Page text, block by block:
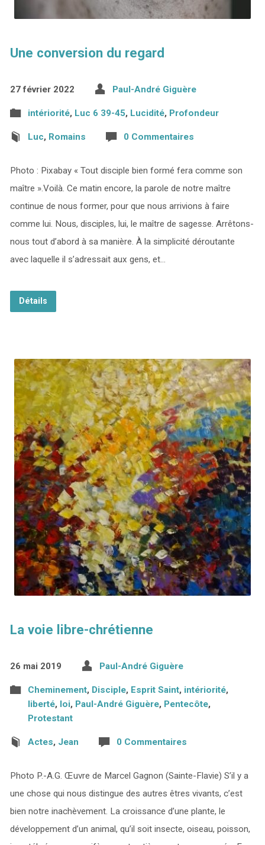
Une conversion du regard
27 février 2022 Paul-André Giguère
intériorité, Luc 6 39-45, Lucidité, Profondeur
Luc, Romains 0 Commentaires
Photo : Pixabay « Tout disciple bien formé fera comme son
maître ».Voilà. Ce matin encore, la parole de notre maître
continue de nous former, pour que nous arrivions à faire
comme lui. Nous, disciples, lui, le maître de sagesse. Arrêtons-
nous tout d’abord à sa manière. À la simplicité déroutante
avec laquelle il s’adressait aux gens, et…
Détails
La voie libre-chrétienne
26 mai 2019 Paul-André Giguère
Cheminement, Disciple, Esprit Saint, intériorité,
liberté, loi, Paul-André Giguère, Pentecôte,
Protestant
Actes, Jean 0 Commentaires
Photo P.-A.G. Œuvre de Marcel Gagnon (Sainte-Flavie) S’il y a
une chose qui nous distingue des autres êtres vivants, c’est
bien notre inachèvement. La croissance d’une plante, le
développement d’un animal, qu’il soit insecte, oiseau, poisson,